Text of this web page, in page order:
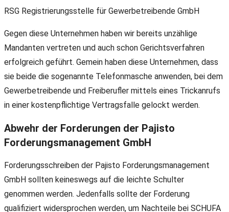
RSG Registrierungsstelle für Gewerbetreibende GmbH
Gegen diese Unternehmen haben wir bereits unzählige
Mandanten vertreten und auch schon Gerichtsverfahren
erfolgreich geführt. Gemein haben diese Unternehmen, dass
sie beide die sogenannte Telefonmasche anwenden, bei dem
Gewerbetreibende und Freiberufler mittels eines Trickanrufs
in einer kostenpflichtige Vertragsfalle gelockt werden.
Abwehr der Forderungen der Pajisto
Forderungsmanagement GmbH
Forderungsschreiben der Pajisto Forderungsmanagement
GmbH sollten keineswegs auf die leichte Schulter
genommen werden. Jedenfalls sollte der Forderung
qualifiziert widersprochen werden, um Nachteile bei SCHUFA